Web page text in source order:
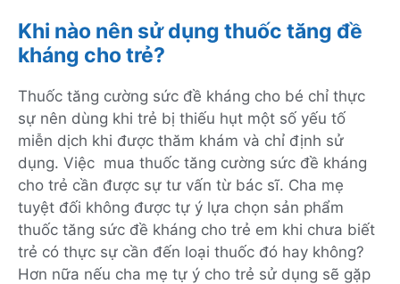
Khi nào nên sử dụng thuốc tăng đề
kháng cho trẻ?
Thuốc tăng cường sức đề kháng cho bé chỉ thực
sự nên dùng khi trẻ bị thiếu hụt một số yếu tố
miễn dịch khi được thăm khám và chỉ định sử
dụng. Việc mua thuốc tăng cường sức đề kháng
cho trẻ cần được sự tư vấn từ bác sĩ. Cha mẹ
tuyệt đối không được tự ý lựa chọn sản phẩm
thuốc tăng sức đề kháng cho trẻ em khi chưa biết
trẻ có thực sự cần đến loại thuốc đó hay không?
Hơn nữa nếu cha mẹ tự ý cho trẻ sử dụng sẽ gặp